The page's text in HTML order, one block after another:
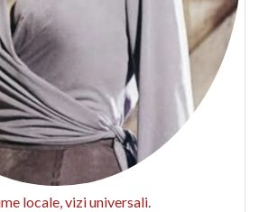
locale, vizi universali.